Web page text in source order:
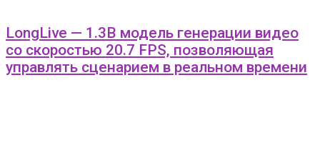
LongLive — 1.3B модель генерации видео
со скоростью 20.7 FPS, позволяющая
управлять сценарием в реальном времени